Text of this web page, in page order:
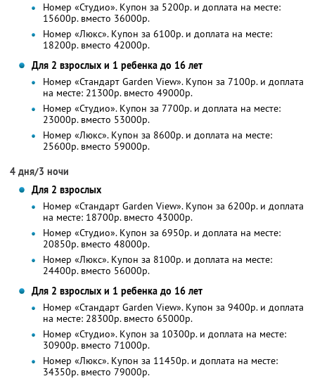
Номер «Студио». Купон за 5200р. и доплата на месте:
15600р. вместо 36000р.
Номер «Люкс». Купон за 6100р. и доплата на месте:
18200р. вместо 42000р.
Для 2 взрослых и 1 ребенка до 16 лет
Номер «Стандарт Garden View». Купон за 7100р. и доплата
на месте: 21300р. вместо 49000р.
Номер «Студио». Купон за 7700р. и доплата на месте:
23000р. вместо 53000р.
Номер «Люкс». Купон за 8600р. и доплата на месте:
25600р. вместо 59000р.
4 дня/3 ночи
Для 2 взрослых
Номер «Стандарт Garden View». Купон за 6200р. и доплата
на месте: 18700р. вместо 43000р.
Номер «Студио». Купон за 6950р. и доплата на месте:
20850р. вместо 48000р.
Номер «Люкс». Купон за 8100р. и доплата на месте:
24400р. вместо 56000р.
Для 2 взрослых и 1 ребенка до 16 лет
Номер «Стандарт Garden View». Купон за 9400р. и доплата
на месте: 28300р. вместо 65000р.
Номер «Студио». Купон за 10300р. и доплата на месте:
30900р. вместо 71000р.
Номер «Люкс». Купон за 11450р. и доплата на месте:
34350р. вместо 79000р.